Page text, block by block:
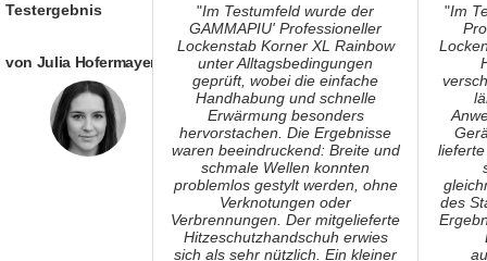
"Im Testumfeld wurde der
GAMMAPIU' Professioneller
Lockenstab Korner XL Rainbow
unter Alltagsbedingungen
geprüft, wobei die einfache
Handhabung und schnelle
Erwärmung besonders
hervorstachen. Die Ergebnisse
waren beeindruckend: Breite und
schmale Wellen konnten
problemlos gestylt werden, ohne
Verknotungen oder
Verbrennungen. Der mitgelieferte
Hitzeschutzhandschuh erwies
sich als sehr nützlich. Ein kleiner
"Im
des
Testergebnis
von Julia Hofermayer